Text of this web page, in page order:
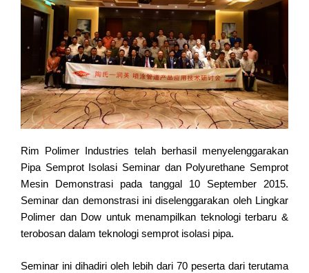
Rim Polimer Industries telah berhasil menyelenggarakan
Pipa Semprot Isolasi Seminar dan Polyurethane Semprot
Mesin Demonstrasi pada tanggal 10 September 2015.
Seminar dan demonstrasi ini diselenggarakan oleh Lingkar
Polimer dan Dow untuk menampilkan teknologi terbaru &
terobosan dalam teknologi semprot isolasi pipa.
Seminar ini dihadiri oleh lebih dari 70 peserta dari terutama